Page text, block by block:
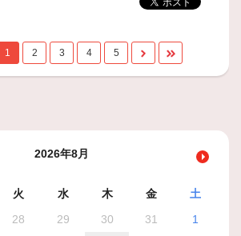
1 2 3 4 5
2026年8月
火 水 木 金
土
28 29 30 31
1